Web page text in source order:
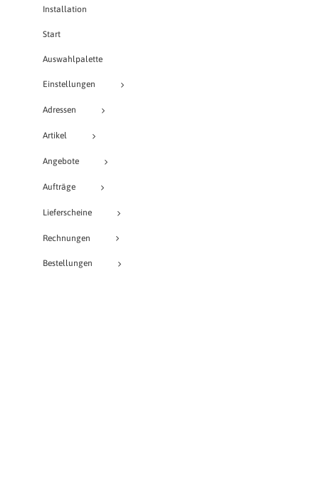
Installation
Start
Auswahlpalette
Einstellungen
Adressen
Artikel
Angebote
Aufträge
Lieferscheine
Rechnungen
Bestellungen